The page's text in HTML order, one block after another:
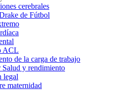
cerebrales
de Fútbol
ACL
de la carga de trabajo
Salud y rendimiento
legal
maternidad